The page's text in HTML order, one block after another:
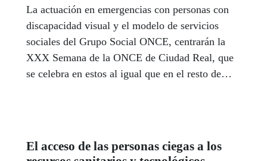
La actuación en emergencias con personas con
discapacidad visual y el modelo de servicios
sociales del Grupo Social ONCE, centrarán la
XXX Semana de la ONCE de Ciudad Real, que
se celebra en estos al igual que en el resto de
El acceso de las personas ciegas a los